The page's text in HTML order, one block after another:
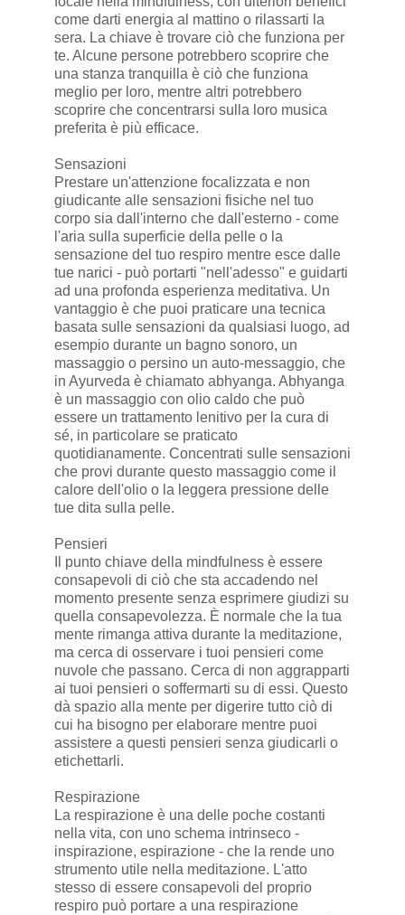
come darti energia al mattino o rilassarti la
sera. La chiave è trovare ciò che funziona per
te. Alcune persone potrebbero scoprire che
una stanza tranquilla è ciò che funziona
meglio per loro, mentre altri potrebbero
scoprire che concentrarsi sulla loro musica
preferita è più efficace.
Sensazioni
Prestare un'attenzione focalizzata e non
giudicante alle sensazioni fisiche nel tuo
corpo sia dall'interno che dall'esterno - come
l'aria sulla superficie della pelle o la
sensazione del tuo respiro mentre esce dalle
tue narici - può portarti "nell'adesso" e guidarti
ad una profonda esperienza meditativa. Un
vantaggio è che puoi praticare una tecnica
basata sulle sensazioni da qualsiasi luogo, ad
esempio durante un bagno sonoro, un
massaggio o persino un auto-messaggio, che
in Ayurveda è chiamato abhyanga. Abhyanga
è un massaggio con olio caldo che può
essere un trattamento lenitivo per la cura di
sé, in particolare se praticato
quotidianamente. Concentrati sulle sensazioni
che provi durante questo massaggio come il
calore dell'olio o la leggera pressione delle
tue dita sulla pelle.
Pensieri
Il punto chiave della mindfulness è essere
consapevoli di ciò che sta accadendo nel
momento presente senza esprimere giudizi su
quella consapevolezza. È normale che la tua
mente rimanga attiva durante la meditazione,
ma cerca di osservare i tuoi pensieri come
nuvole che passano. Cerca di non aggrapparti
ai tuoi pensieri o soffermarti su di essi. Questo
dà spazio alla mente per digerire tutto ciò di
cui ha bisogno per elaborare mentre puoi
assistere a questi pensieri senza giudicarli o
etichettarli.
Respirazione
La respirazione è una delle poche costanti
nella vita, con uno schema intrinseco -
inspirazione, espirazione - che la rende uno
strumento utile nella meditazione. L'atto
stesso di essere consapevoli del proprio
respiro può portare a una respirazione